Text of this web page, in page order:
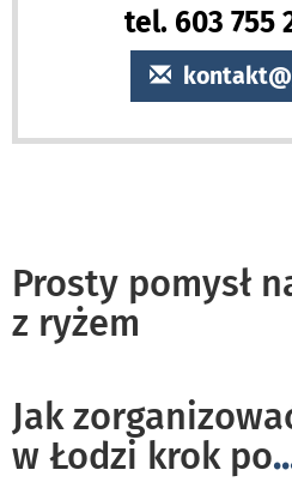
tel. 603 755
Prosty pomysł
z ryżem
Jak
w Łodzi krok po